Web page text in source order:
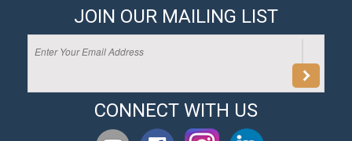
JOIN OUR MAILING LIST
CONNECT WITH US